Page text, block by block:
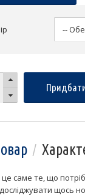
саме те, що
щось